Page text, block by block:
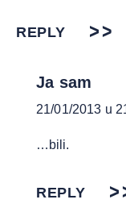
REPLY
Ja sam
21/01/2013 u
…bili.
REPLY